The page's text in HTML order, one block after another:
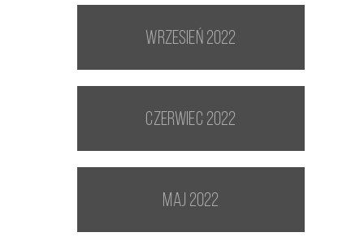
wrzesień 2022
czerwiec 2022
maj 2022